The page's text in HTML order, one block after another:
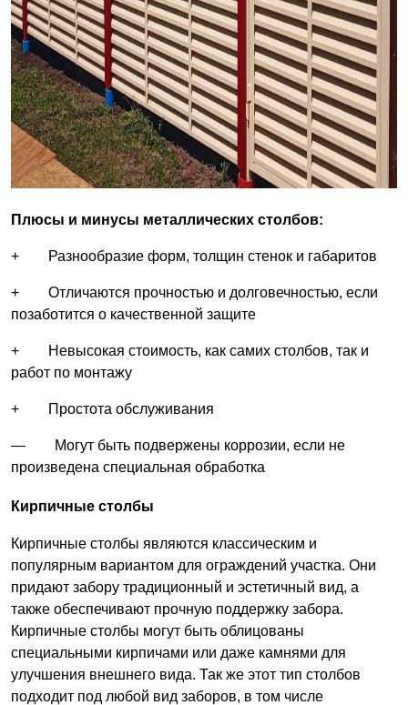
Плюсы и минусы металлических столбов:
+ Разнообразие форм, толщин стенок и габаритов
+ Отличаются прочностью и долговечностью, если
позаботится о качественной защите
+ Невысокая стоимость, как самих столбов, так и
работ по монтажу
+ Простота обслуживания
— Могут быть подвержены коррозии, если не
произведена специальная обработка
Кирпичные столбы
Кирпичные столбы являются классическим и
популярным вариантом для ограждений участка. Они
придают забору традиционный и эстетичный вид, а
также обеспечивают прочную поддержку забора.
Кирпичные столбы могут быть облицованы
специальными кирпичами или даже камнями для
улучшения внешнего вида. Так же этот тип столбов
подходит под любой вид заборов, в том числе